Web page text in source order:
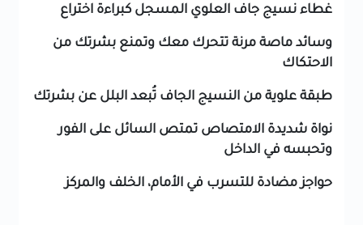
غطاء نسيج جاف العلوي المسجل كبراءة اختراع
وسائد ماصة مرنة تتحرك معك وتمنع بشرتك من
الاحتكاك
طبقة علوية من النسيج الجاف تُبعد البلل عن بشرتك
نواة شديدة الامتصاص تمتص السائل على الفور
وتحبسه في الداخل
حواجز مضادة للتسرب في الأمام، الخلف والمركز